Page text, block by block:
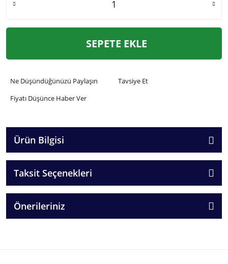
SEPETE EKLE
Ne Düşündüğünüzü Paylaşın
Tavsiye Et
Fiyatı Düşünce Haber Ver
Ürün Bilgisi
Taksit Seçenekleri
Önerileriniz